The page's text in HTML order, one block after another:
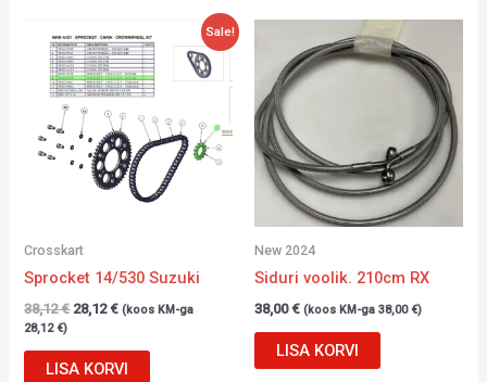
Sale!
Crosskart
Sprocket 14/530 Suzuki
38,12€
hind
oli:
38,12 €.
28,12€
price
is:
28,12 €.
(koos KM-ga
28,12 €)
LISA KORVI
New 2024
Siduri voolik. 210cm RX
38,00€ (koos KM-ga 38,00 €)
LISA KORVI